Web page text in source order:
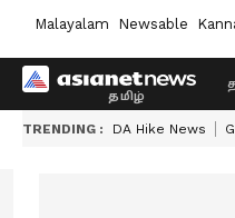
Malayalam Newsable
TRENDING : DA Hike News